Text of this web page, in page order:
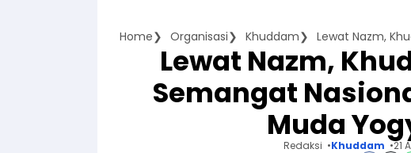
Home Organisasi Khuddam
Lewat Nazm,
Semangat
Muda
Redaksi Khuddam 21